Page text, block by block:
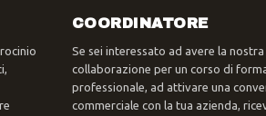
COORDINATORE
Se sei interessato ad avere la nostra
collaborazione per un corso di
professionale, ad attivare una
commerciale con la tua azienda,